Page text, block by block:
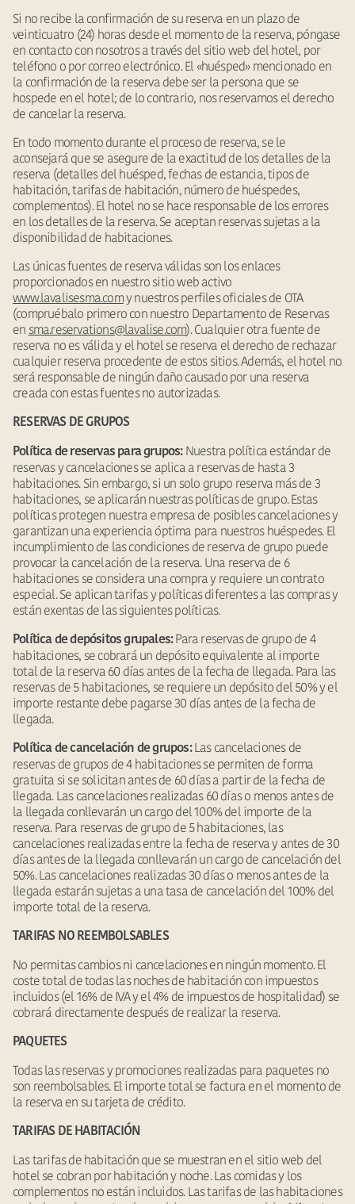
Si no recibe la confirmación de su reserva en un plazo de
veinticuatro (24) horas desde el momento de la reserva, póngase
en contacto con nosotros a través del sitio web del hotel, por
teléfono o por correo electrónico. El «huésped» mencionado en
la confirmación de la reserva debe ser la persona que se
hospede en el hotel; de lo contrario, nos reservamos el derecho
de cancelar la reserva.
En todo momento durante el proceso de reserva, se le
aconsejará que se asegure de la exactitud de los detalles de la
reserva (detalles del huésped, fechas de estancia, tipos de
habitación, tarifas de habitación, número de huéspedes,
complementos). El hotel no se hace responsable de los errores
en los detalles de la reserva. Se aceptan reservas sujetas a la
disponibilidad de habitaciones.
Las únicas fuentes de reserva válidas son los enlaces
proporcionados en nuestro sitio web activo
www.lavalisesma.comy nuestros perfiles oficiales de OTA
(compruébalo primero con nuestro Departamento de Reservas
en sma.reservations@lavalise.com). Cualquier otra fuente de
reserva no es válida y el hotel se reserva el derecho de rechazar
cualquier reserva procedente de estos sitios. Además, el hotel no
será responsable de ningún daño causado por una reserva
creada con estas fuentes no autorizadas.
RESERVAS DE GRUPOS
Política de reservas para grupos: Nuestra política estándar de
reservas y cancelaciones se aplica a reservas de hasta 3
habitaciones. Sin embargo, si un solo grupo reserva más de 3
habitaciones, se aplicarán nuestras políticas de grupo. Estas
políticas protegen nuestra empresa de posibles cancelaciones y
garantizan una experiencia óptima para nuestros huéspedes. El
incumplimiento de las condiciones de reserva de grupo puede
provocar la cancelación de la reserva. Una reserva de 6
habitaciones se considera una compra y requiere un contrato
especial. Se aplican tarifas y políticas diferentes a las compras y
están exentas de las siguientes políticas.
Política de depósitos grupales:Para reservas de grupo de 4
habitaciones, se cobrará un depósito equivalente al importe
total de la reserva 60 días antes de la fecha de llegada. Para las
reservas de 5 habitaciones, se requiere un depósito del 50% y el
importe restante debe pagarse 30 días antes de la fecha de
llegada.
Política de cancelación de grupos:Las cancelaciones de
reservas de grupos de 4 habitaciones se permiten de forma
gratuita si se solicitan antes de 60 días a partir de la fecha de
llegada. Las cancelaciones realizadas 60 días o menos antes de
la llegada conllevarán un cargo del 100% del importe de la
reserva. Para reservas de grupo de 5 habitaciones, las
cancelaciones realizadas entre la fecha de reserva y antes de 30
días antes de la llegada conllevarán un cargo de cancelación del
50%. Las cancelaciones realizadas 30 días o menos antes de la
llegada estarán sujetas a una tasa de cancelación del 100% del
importe total de la reserva.
TARIFAS NO REEMBOLSABLES
No permitas cambios ni cancelaciones en ningún momento. El
coste total de todas las noches de habitación con impuestos
incluidos (el 16% de IVA y el 4% de impuestos de hospitalidad) se
cobrará directamente después de realizar la reserva.
PAQUETES
Todas las reservas y promociones realizadas para paquetes no
son reembolsables. El importe total se factura en el momento de
la reserva en su tarjeta de crédito.
TARIFAS DE HABITACIÓN
Las tarifas de habitación que se muestran en el sitio web del
hotel se cobran por habitación y noche. Las comidas y los
complementos no están incluidos. Las tarifas de las habitaciones